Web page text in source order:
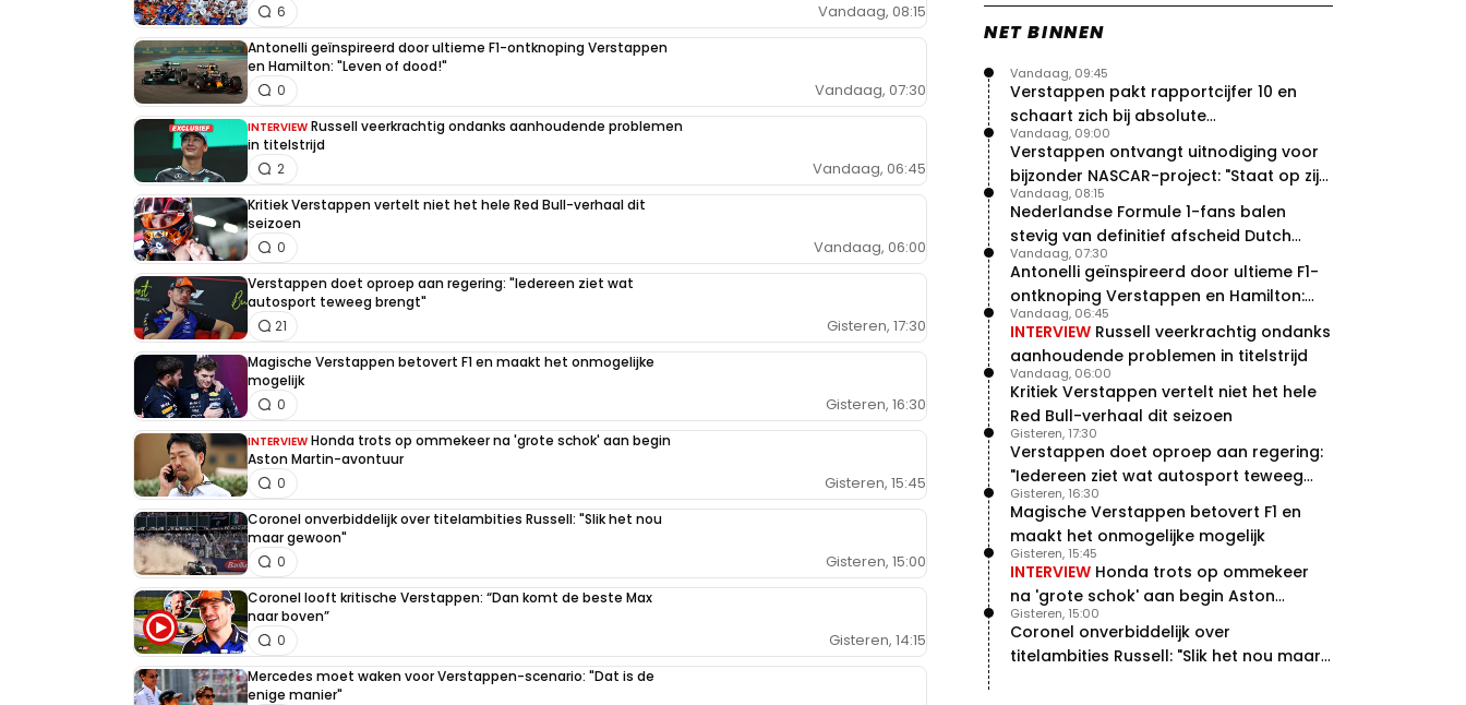
Vandaag, 08:15
6
Antonelli geïnspireerd door ultieme F1-ontknoping Verstappen
en Hamilton: "Leven of dood!"
Vandaag, 07:30
0
INTERVIEW Russell veerkrachtig ondanks aanhoudende problemen
in titelstrijd
Vandaag, 06:45
2
Kritiek Verstappen vertelt niet het hele Red Bull-verhaal dit
seizoen
Vandaag, 06:00
0
Verstappen doet oproep aan regering: "Iedereen ziet wat
autosport teweeg brengt"
Gisteren, 17:30
21
Magische Verstappen betovert F1 en maakt het onmogelijke
mogelijk
Gisteren, 16:30
0
INTERVIEW Honda trots op ommekeer na 'grote schok' aan begin
Aston Martin-avontuur
Gisteren, 15:45
0
Coronel onverbiddelijk over titelambities Russell: "Slik het nou
maar gewoon"
Gisteren, 15:00
0
Coronel looft kritische Verstappen: “Dan komt de beste Max
naar boven”
Gisteren, 14:15
0
Mercedes moet waken voor Verstappen-scenario: "Dat is de
enige manier"
NET BINNEN
Verstappen pakt rapportcijfer 10 en
schaart zich bij absolute
buitencategorie
Vandaag, 09:45
Verstappen ontvangt uitnodiging voor
bijzonder NASCAR-project: "Staat op zijn
radar"
Vandaag, 09:00
Nederlandse Formule 1-fans balen
stevig van definitief afscheid Dutch
Grand Prix
Vandaag, 08:15
Antonelli geïnspireerd door ultieme F1-
ontknoping Verstappen en Hamilton:
"Leven of dood!"
Vandaag, 07:30
INTERVIEW Russell veerkrachtig ondanks
aanhoudende problemen in titelstrijd
Vandaag, 06:45
Kritiek Verstappen vertelt niet het hele
Red Bull-verhaal dit seizoen
Vandaag, 06:00
Verstappen doet oproep aan regering:
"Iedereen ziet wat autosport teweeg
brengt"
Gisteren, 17:30
Magische Verstappen betovert F1 en
maakt het onmogelijke mogelijk
Gisteren, 16:30
INTERVIEW Honda trots op ommekeer
na 'grote schok' aan begin Aston
Martin-avontuur
Gisteren, 15:45
Coronel onverbiddelijk over
titelambities Russell: "Slik het nou maar
Gisteren, 15:00